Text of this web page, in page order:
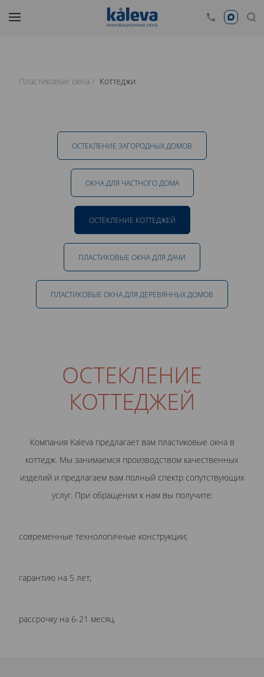
Пластиковые окна Коттеджи
ОСТЕКЛЕНИЕ ЗАГОРОДНЫХ ДОМОВ
ОКНА ДЛЯ ЧАСТНОГО ДОМА
ОСТЕКЛЕНИЕ КОТТЕДЖЕЙ
ПЛАСТИКОВЫЕ ОКНА ДЛЯ ДАЧИ
ПЛАСТИКОВЫЕ ОКНА ДЛЯ ДЕРЕВЯННЫХ ДОМОВ
ОСТЕКЛЕНИЕ
КОТТЕДЖЕЙ
Компания Kaleva предлагает вам пластиковые окна в
коттедж. Мы занимаемся производством качественных
изделий и предлагаем вам полный спектр сопутствующих
услуг. При обращении к нам вы получите:
современные технологичные конструкции;
гарантию на 5 лет;
рассрочку на 6-21 месяц.